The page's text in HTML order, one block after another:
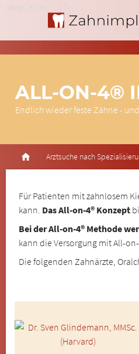
'; }else{ echo '
'; } ?>
ALL-ON-4®
Endlich wieder feste Zähne -
Arztsuche nach
Für Patienten mit zahnlosem
kann. Das All-on-4® Konzept
Bei der All-on-4® Methode
kann die Versorgung mit All-
Die folgenden Zahnärzte,